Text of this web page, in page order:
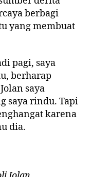
berbagi
yang membuat
pagi, saya
berharap
saya
saya rindu. Tapi
karena
dia.